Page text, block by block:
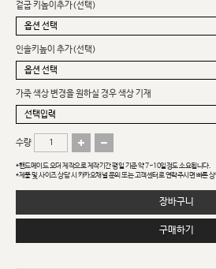
겉굽 키높이추가(선택)
인솔키높이 추가(선택)
가죽 색상 변경을 원하실 경우 색상 기재
수량
*핸드메이드 오더 제작으로 제작기간 평일 기준 약 7~10일정도 소요됩니다.
*제품 및 사이즈 상담 시 카카오채널 문의 또는 고객센터로 연락주시면 빠른
장바구니
구매하기